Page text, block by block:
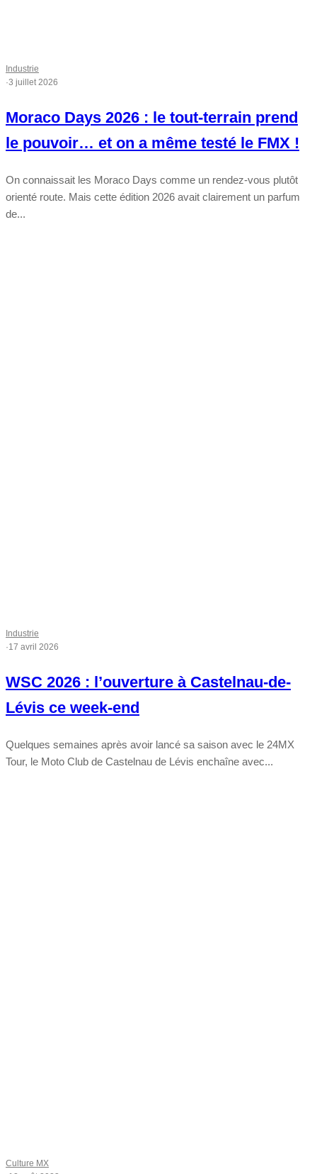
Industrie
·3 juillet 2026
Moraco Days 2026 : le tout-terrain prend
le pouvoir… et on a même testé le FMX !
On connaissait les Moraco Days comme un rendez-vous plutôt
orienté route. Mais cette édition 2026 avait clairement un parfum
de...
Industrie
·17 avril 2026
WSC 2026 : l’ouverture à Castelnau-de-
Lévis ce week-end
Quelques semaines après avoir lancé sa saison avec le 24MX
Tour, le Moto Club de Castelnau de Lévis enchaîne avec...
Culture MX